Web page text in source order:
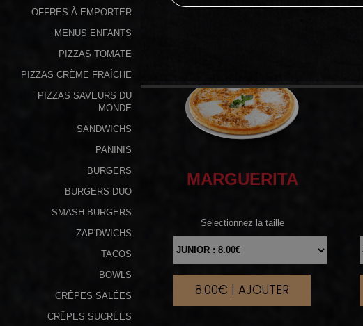
Fidélité
Vos
Avis
Zones
Livraison
OFFRES À EMPORTER
MENUS ENFANTS
PIZZAS TOMATE
PIZZAS CRÈME FRAÎCHE
PIZZAS SAVEURS DU
MONDE
SANDWICHS
PANINIS
BURGERS
BURGERS DUO
SMASH BURGERS
ZAP'DWICHS
TACOS
BOWLS
CRÊPES SALÉES
CRÊPES SUCRÉES
MARGUERITA
Sélectionnez la taille
|
8.00€ | AJOUTER